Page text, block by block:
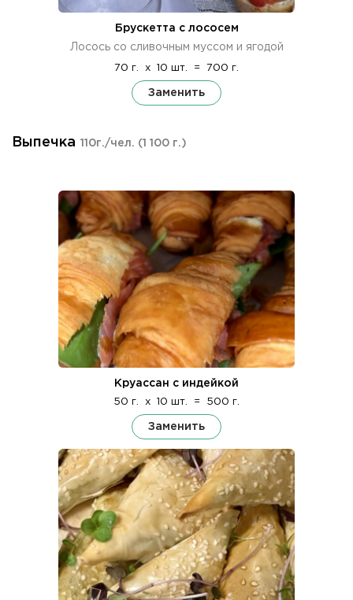
Брускетта с лососем
Лосось со сливочным муссом и ягодой
70 г. x 10 шт. = 700 г.
Заменить
Выпечка 110г./чел. (1 100 г.)
Круассан с индейкой
50 г. x 10 шт. = 500 г.
Заменить